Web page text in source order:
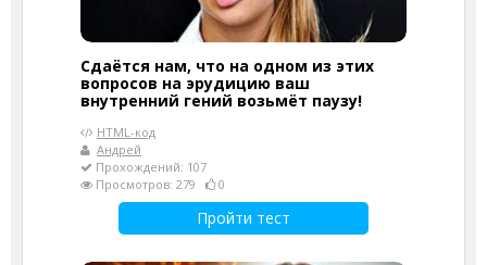
Сдаётся нам, что на одном из этих
вопросов на эрудицию ваш
внутренний гений возьмёт паузу!
HTML-код
Андрей
Прохождений: 107
Просмотров: 279
0
Пройти тест